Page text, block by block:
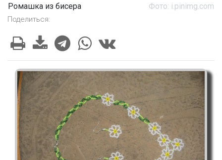
Ромашка из бисера Фото: i.pinimg.com
Поделиться: